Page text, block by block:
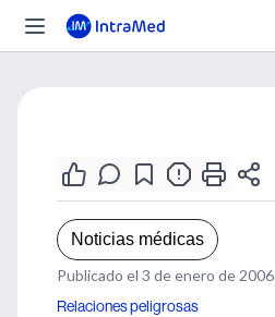
Noticias médicas
Publicado el 3 de enero de 2006
Relaciones peligrosas